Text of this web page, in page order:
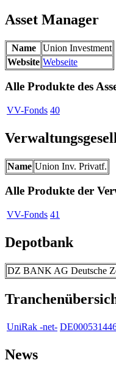
Asset Manager
Name
Union Investment
Website Webseite
Alle Produkte des
VV-Fonds 40
Name Union Inv. Privatf.
Alle Produkte der
VV-Fonds 41
Depotbank
DZ BANK AG Deutsche
UniRak -net-
News